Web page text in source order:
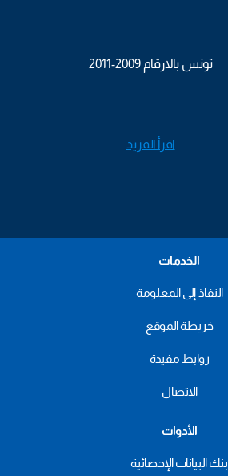
تونس بالارقام 2009-2011
اقرأ المزيد
الخدمات
النفاذ إلى المعلومة
خريطة الموقع
روابط مفيدة
الاتصال
الأدوات
بنك البيانات الإحصائية